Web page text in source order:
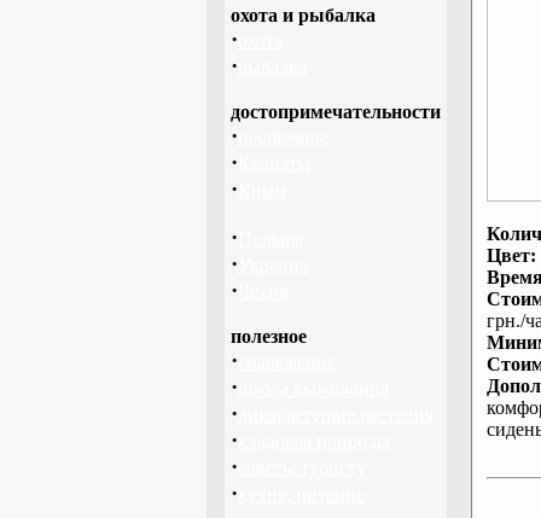
охота и рыбалка
·
·
достопримечательности
·
·
·
·
·
·
полезное
·
·
·
·
·
·
Цвет:
грн./